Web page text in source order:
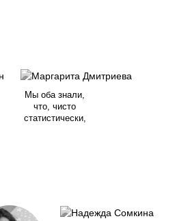
Мы оба знали,
что, чисто
статистически,